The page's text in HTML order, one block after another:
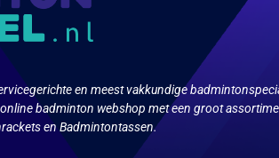
en meest vakkundige
badminton webshop met een groot
en Badmintontassen.